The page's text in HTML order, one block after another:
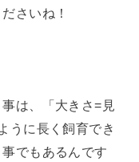
さいね！
は、「大きさ=見
うに長く飼育でき
でもあるんです